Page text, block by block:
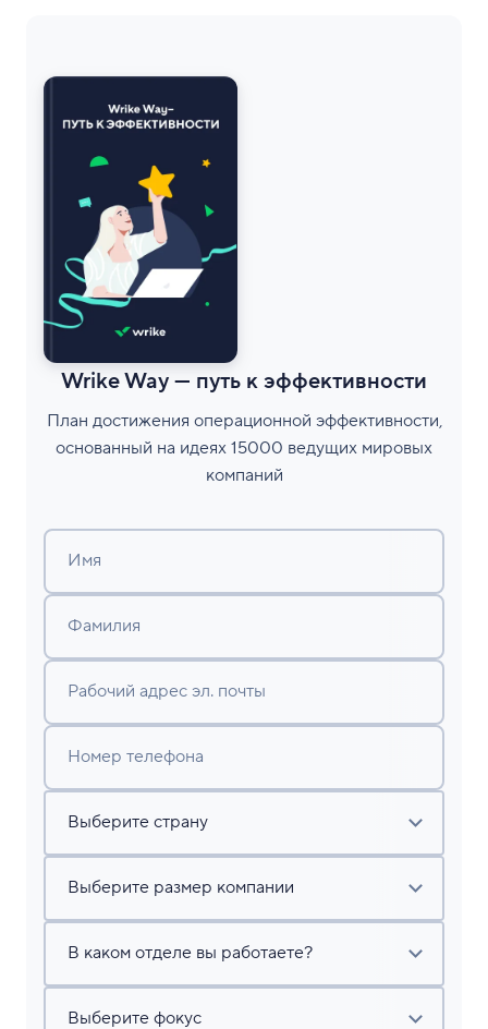
Wrike Way — путь к эффективности
План достижения операционной эффективности,
основанный на идеях 15000 ведущих мировых
компаний
Имя
Фамилия
Рабочий адрес эл. почты
Номер телефона